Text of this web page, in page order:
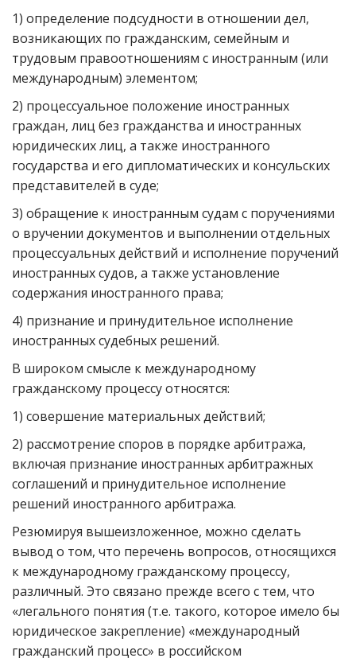
1) определение подсудности в отношении дел,
возникающих по гражданским, семейным и
трудовым правоотношениям с иностранным (или
международным) элементом;
2) процессуальное положение иностранных
граждан, лиц без гражданства и иностранных
юридических лиц, а также иностранного
государства и его дипломатических и консульских
представителей в суде;
3) обращение к иностранным судам с поручениями
о вручении документов и выполнении отдельных
процессуальных действий и исполнение поручений
иностранных судов, а также установление
содержания иностранного права;
4) признание и принудительное исполнение
иностранных судебных решений.
В широком смысле к международному
гражданскому процессу относятся:
1) совершение материальных действий;
2) рассмотрение споров в порядке арбитража,
включая признание иностранных арбитражных
соглашений и принудительное исполнение
решений иностранного арбитража.
Резюмируя вышеизложенное, можно сделать
вывод о том, что перечень вопросов, относящихся
к международному гражданскому процессу,
различный. Это связано прежде всего с тем, что
«легального понятия (т.е. такого, которое имело бы
юридическое закрепление) «международный
гражданский процесс» в российском